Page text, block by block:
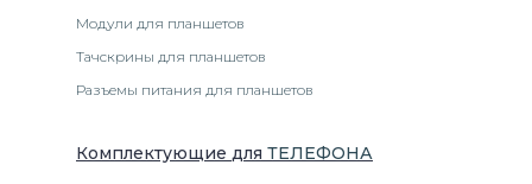
Модули для планшетов
Тачскрины для планшетов
Разъемы питания для планшетов
Комплектующие для ТЕЛЕФОНА